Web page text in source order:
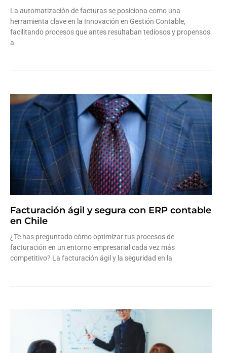
La automatización de facturas se posiciona como una
herramienta clave en la Innovación en Gestión Contable,
facilitando procesos que antes resultaban tediosos y propensos
a
Facturación ágil y segura con ERP contable
en Chile
¿Te has preguntado cómo optimizar tus procesos de
facturación en un entorno empresarial cada vez más
competitivo? La facturación ágil y la seguridad en la